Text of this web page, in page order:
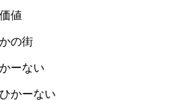
値
の街
ーない
かーない